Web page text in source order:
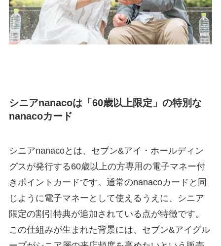
シニアnanacoは「60歳以上限定」の特別な
nanacoカード
シニアnanacoとは、セブン&アイ・ホールディン
グスが発行する60歳以上の方専用の電子マネー付
きポイントカードです。通常のnanacoカードと同
じように電子マネーとして使えるうえに、シニア
限定の割引特典が追加されている点が特徴です。
この仕組みが生まれた背景には、セブン&アイグル